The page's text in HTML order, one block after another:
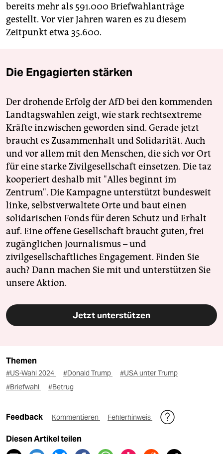
bereits mehr als 591.000 Briefwahlanträge
gestellt. Vor vier Jahren waren es zu diesem
Zeitpunkt etwa 35.600.
Die Engagierten stärken
Der drohende Erfolg der AfD bei den kommenden
Landtagswahlen zeigt, wie stark rechtsextreme
Kräfte inzwischen geworden sind. Gerade jetzt
braucht es Zusammenhalt und Solidarität. Auch
und vor allem mit den Menschen, die sich vor Ort
für eine starke Zivilgesellschaft einsetzen. Die taz
kooperiert deshalb mit "Alles beginnt im
Zentrum". Die Kampagne unterstützt bundesweit
linke, selbstverwaltete Orte und baut einen
solidarischen Fonds für deren Schutz und Erhalt
auf. Eine offene Gesellschaft braucht guten, frei
zugänglichen Journalismus – und
zivilgesellschaftliches Engagement. Finden Sie
auch? Dann machen Sie mit und unterstützen Sie
unsere Aktion.
Jetzt unterstützen
Themen
#US-Wahl 2024 #Donald Trump
#USA unter Trump
#Briefwahl
#Betrug
Feedback Kommentieren Fehlerhinweis
Diesen Artikel teilen